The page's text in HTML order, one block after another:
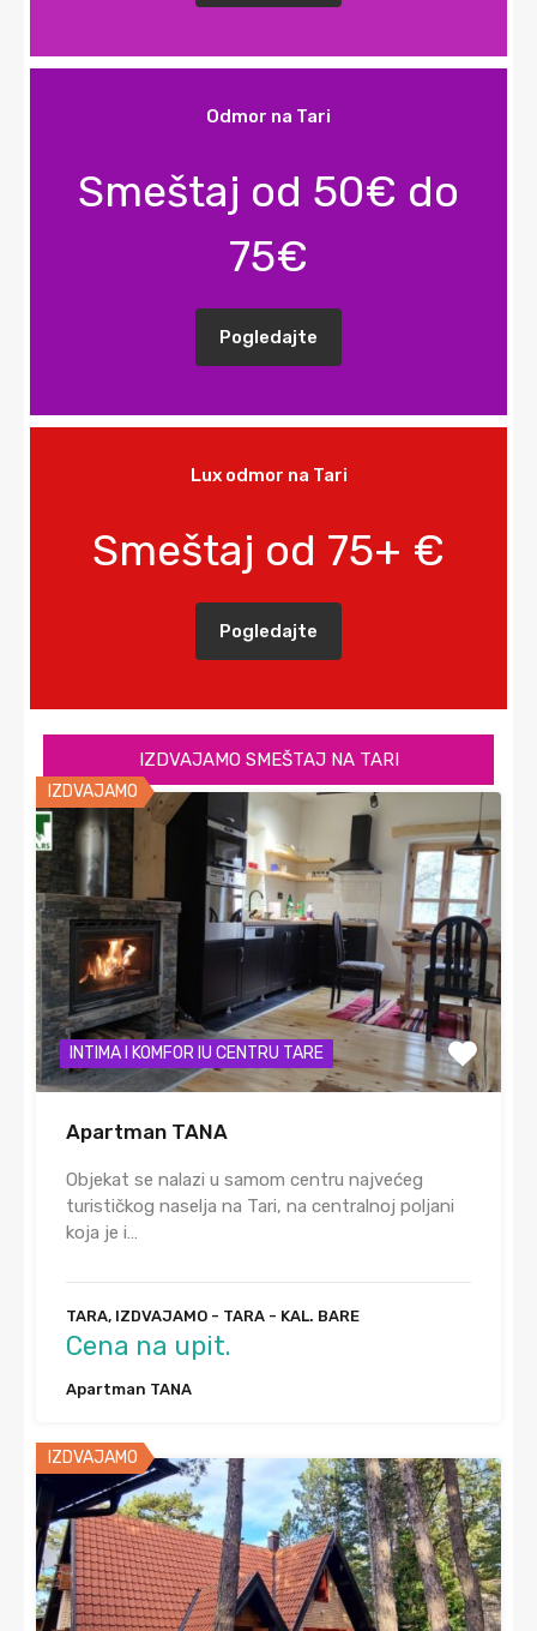
Odmor na Tari
Smeštaj od 50€ do
75€
Pogledajte
Lux odmor na Tari
Smeštaj od 75+ €
Pogledajte
IZDVAJAMO SMEŠTAJ NA TARI
IZDVAJAMO
INTIMA I KOMFOR IU CENTRU TARE
Apartman TANA
Objekat se nalazi u samom centru najvećeg
turističkog naselja na Tari, na centralnoj poljani
koja je i…
TARA, IZDVAJAMO - TARA - KAL. BARE
Cena na upit.
Apartman TANA
IZDVAJAMO